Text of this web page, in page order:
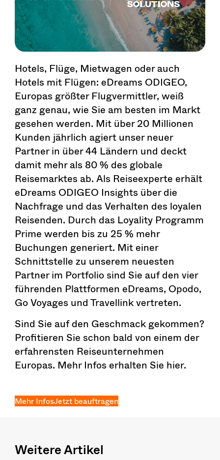
Hotels, Flüge, Mietwagen oder auch
Hotels mit Flügen: eDreams ODIGEO,
Europas größter Flugvermittler, weiß
ganz genau, wie Sie am besten im Markt
gesehen werden. Mit über 20 Millionen
Kunden jährlich agiert unser neuer
Partner in über 44 Ländern und deckt
damit mehr als 80 % des globale
Reisemarktes ab. Als Reiseexperte erhält
eDreams ODIGEO Insights über die
Nachfrage und das Verhalten des loyalen
Reisenden. Durch das Loyality Programm
Prime werden bis zu 25 % mehr
Buchungen generiert. Mit einer
Schnittstelle zu unserem neuesten
Partner im Portfolio sind Sie auf den vier
führenden Plattformen eDreams, Opodo,
Go Voyages und Travellink vertreten.
Sind Sie auf den Geschmack gekommen?
Profitieren Sie schon bald von einem der
erfahrensten Reiseunternehmen
Europas. Mehr Infos erhalten Sie hier.
Mehr InfosJetzt beauftragen
Weitere Artikel